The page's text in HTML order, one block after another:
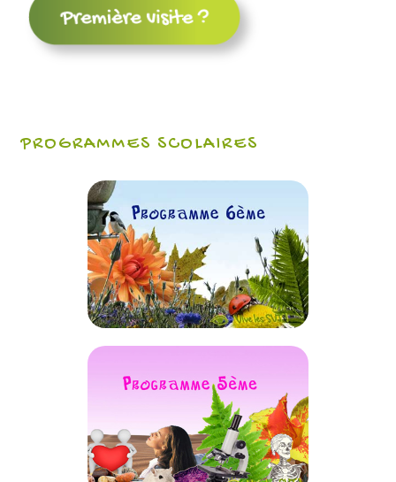
PROGRAMMES SCOLAIRES